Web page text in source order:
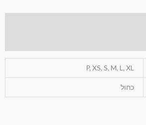
P, XS, S, M, L, XL
כחול